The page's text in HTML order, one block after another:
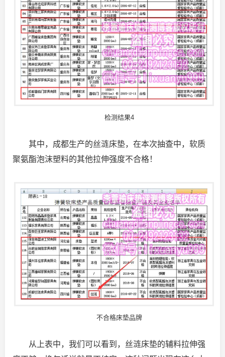
检测结果4
其中，成都生产的丝涟床垫，在本次抽查中，软质
聚氨酯泡沫塑料的其他拉伸强度不合格！
不合格床垫品牌
从上表中，我们可以看到，丝涟床垫的辅料拉伸强